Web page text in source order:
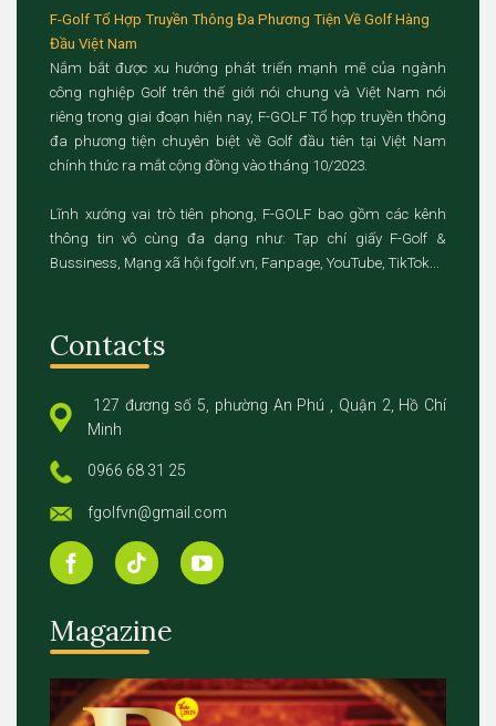
F-Golf Tổ Hợp Truyền Thông Đa Phương Tiện Về Golf Hàng
Đầu Việt Nam
Nắm bắt được xu hướng phát triển mạnh mẽ của ngành
công nghiệp Golf trên thế giới nói chung và Việt Nam nói
riêng trong giai đoạn hiện nay, F-GOLF Tổ hợp truyền thông
đa phương tiện chuyên biệt về Golf đầu tiên tại Việt Nam
chính thức ra mắt cộng đồng vào tháng 10/2023.
Lĩnh xướng vai trò tiên phong, F-GOLF bao gồm các kênh
thông tin vô cùng đa dạng như: Tạp chí giấy F-Golf &
Bussiness, Mạng xã hội fgolf.vn, Fanpage, YouTube, TikTok...
Contacts
127 đương số 5, phường An Phú , Quận 2, Hồ Chí
Minh
0966 68 31 25
fgolfvn@gmail.com
Magazine